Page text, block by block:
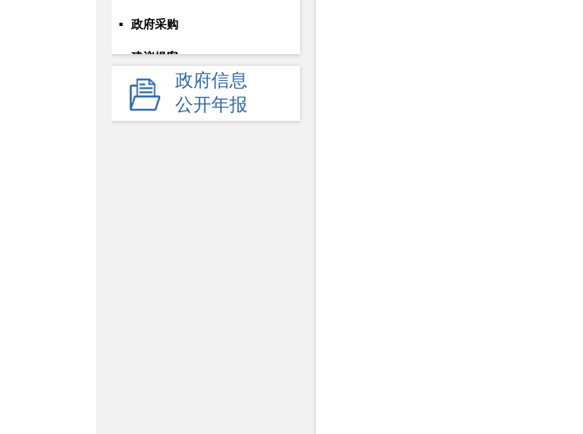
政府采购
建议提案
重大行政决策预公开
重点领域 -
政府信息
公开年报